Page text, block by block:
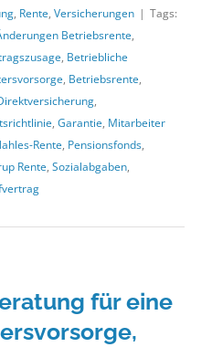
, Rente, Versicherungen | Tags:
Betriebsrente,
, Betriebliche
, Betriebsrente,
,
, Garantie, Mitarbeiter
Rente, Pensionsfonds,
Rente, Sozialabgaben,
für eine